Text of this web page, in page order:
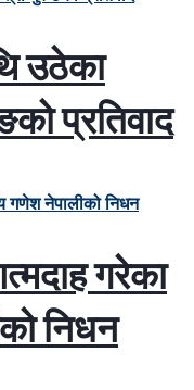
उठेका
प्रतिवाद
गरेका
निधन